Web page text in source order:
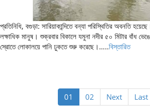
প্রতিনিধি, বগুড়া: সারিয়াকান্দিতে বন্যা পরিস্থিতির অবনতি
লক্ষাধিক মানুষ। শুক্রবার বিকালে যমুনা নদীর ৫০ মিটার বাঁধ
স্রোতে লোকালয়ে পানি ঢুকতে শুরু করেছে।…..বিস্তারিত
01 02 Next Last